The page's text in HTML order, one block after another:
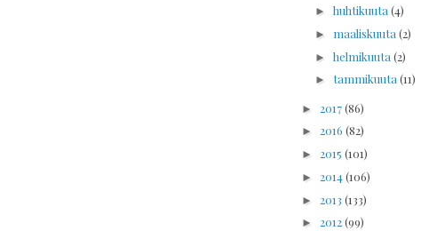
►huhtikuuta(4)
► maaliskuuta(2)
►helmikuuta(2)
►tammikuuta(11)
► 2017(86)
► 2016 (82)
► 2015 (101)
► 2014(106)
► 2013 (133)
► 2012(99)